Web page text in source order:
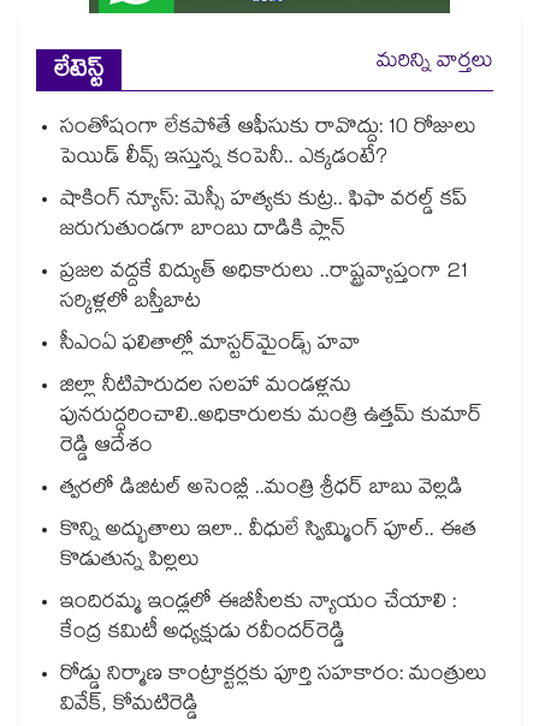
లేటెస్ట్
మరిన్ని వార్తలు
సంతోషంగా లేకపోతే ఆఫీసుకు రావొద్దు: 10 రోజులు
పెయిడ్ లీవ్స్ ఇస్తున్న కంపెనీ.. ఎక్కడంటే?
షాకింగ్ న్యూస్: మెస్సీ హత్యకు కుట్ర.. ఫిఫా వరల్డ్ కప్
జరుగుతుండగా బాంబు దాడికి ప్లాన్
ప్రజల వద్దకే విద్యుత్ అధికారులు ..రాష్ట్రవ్యాప్తంగా 21
సర్కిళ్లలో బస్తీబాట
సీఎంఏ ఫలితాల్లో మాస్టర్‌మైండ్స్ హవా
జిల్లా నీటిపారుదల సలహా మండళ్లను
పునరుద్ధరించాలి..అధికారులకు మంత్రి ఉత్తమ్ కుమార్
రెడ్డి ఆదేశం
త్వరలో డిజిటల్ అసెంబ్లీ ..మంత్రి శ్రీధర్ బాబు వెల్లడి
కొన్ని అద్భుతాలు ఇలా.. వీధులే స్విమ్మింగ్ పూల్.. ఈత
కొడుతున్న పిల్లలు
ఇందిరమ్మ ఇండ్లలో ఈబీసీలకు న్యాయం చేయాలి :
కేంద్ర కమిటీ అధ్యక్షుడు రవీందర్‌‌‌‌రెడ్డి
రోడ్డు నిర్మాణ కాంట్రాక్టర్లకు పూర్తి సహకారం: మంత్రులు
వివేక్, కోమటిరెడ్డి